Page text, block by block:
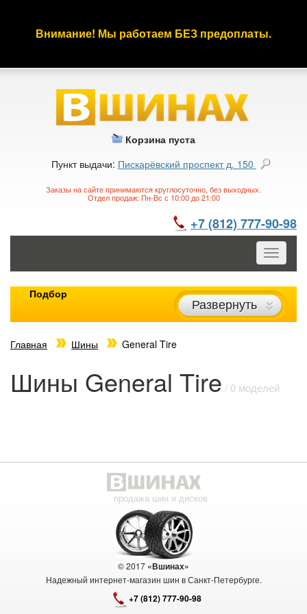
Внимание! Мы работаем БЕЗ предоплаты.
Корзина пуста
Пункт выдачи: Пискарёвский проспект д. 150
Заказы на сайте принимаются круглосуточно, без выходных.
Отдел продаж: Пн-Вс с 10:00 до 21:00
+7 (812) 777-90-98
Toggle
Подбор
Развернуть
Главная Шины General Tire
Шины General Tire / 0 моделей
продажа шин и дисков
© 2017 «Вшинах»
Надежный интернет-магазин шин в Санкт-Петербурге.
+7 (812) 777-90-98